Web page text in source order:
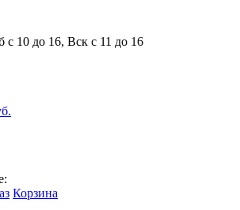
10 до 16, Вск с 11 до 16
Корзина